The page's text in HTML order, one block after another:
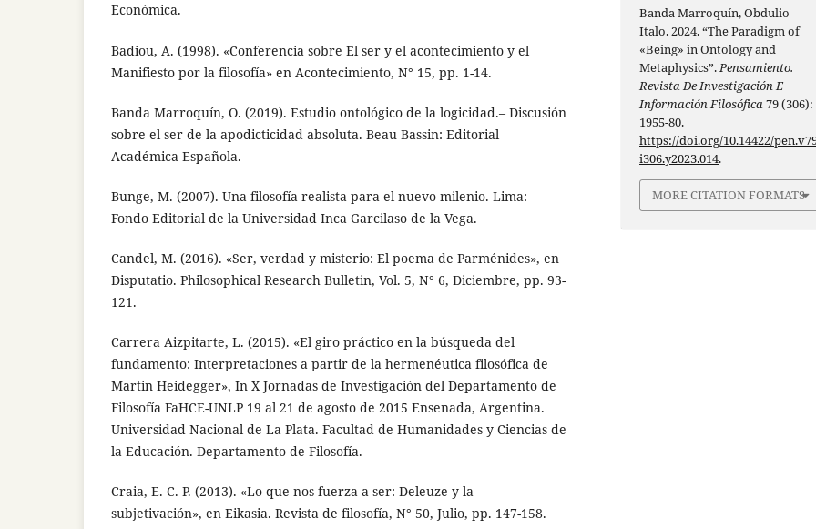
Económica.
Badiou, A. (1998). «Conferencia sobre El ser y el acontecimiento y el
Manifiesto por la filosofía» en Acontecimiento, N° 15, pp. 1-14.
Banda Marroquín, O. (2019). Estudio ontológico de la logicidad.– Discusión
sobre el ser de la apodicticidad absoluta. Beau Bassin: Editorial
Académica Española.
Bunge, M. (2007). Una filosofía realista para el nuevo milenio. Lima:
Fondo Editorial de la Universidad Inca Garcilaso de la Vega.
Candel, M. (2016). «Ser, verdad y misterio: El poema de Parménides», en
Disputatio. Philosophical Research Bulletin, Vol. 5, N° 6, Diciembre, pp. 93-
121.
Carrera Aizpitarte, L. (2015). «El giro práctico en la búsqueda del
fundamento: Interpretaciones a partir de la hermenéutica filosófica de
Martin Heidegger», In X Jornadas de Investigación del Departamento de
Filosofía FaHCE-UNLP 19 al 21 de agosto de 2015 Ensenada, Argentina.
Universidad Nacional de La Plata. Facultad de Humanidades y Ciencias de
la Educación. Departamento de Filosofía.
Craia, E. C. P. (2013). «Lo que nos fuerza a ser: Deleuze y la
subjetivación», en Eikasia. Revista de filosofía, N° 50, Julio, pp. 147-158.
Banda Marroquín, Obdulio
Italo. 2024. “The Paradigm of
«Being» in Ontology and
Metaphysics”.Pensamiento.
Revista De Investigación E
Información Filosófica79 (306):
1955-80.
https://doi.org/10.14422/
i306.y2023.014.
MORE CITATION FORMATS